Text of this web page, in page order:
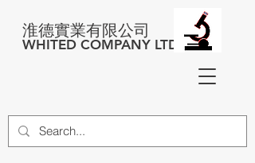
淮德實業有限公司
WHITED COMPANY LTD